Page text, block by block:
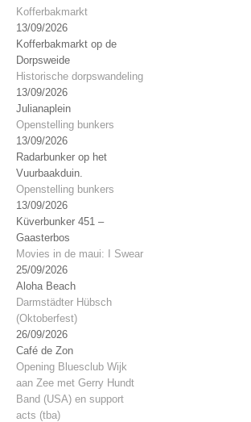
Kofferbakmarkt
13/09/2026
Kofferbakmarkt op de
Dorpsweide
Historische dorpswandeling
13/09/2026
Julianaplein
Openstelling bunkers
13/09/2026
Radarbunker op het
Vuurbaakduin.
Openstelling bunkers
13/09/2026
Küverbunker 451 –
Gaasterbos
Movies in de maui: I Swear
25/09/2026
Aloha Beach
Darmstädter Hübsch
(Oktoberfest)
26/09/2026
Café de Zon
Opening Bluesclub Wijk
aan Zee met Gerry Hundt
Band (USA) en support
acts (tba)